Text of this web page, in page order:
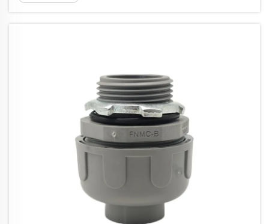
応力に対して優れた耐性を発揮します。例えば、...